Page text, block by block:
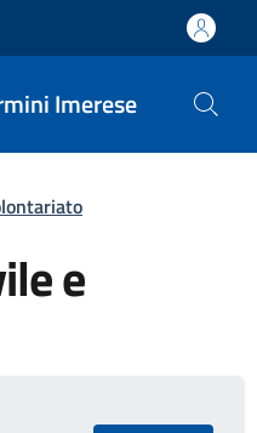
Imerese
e